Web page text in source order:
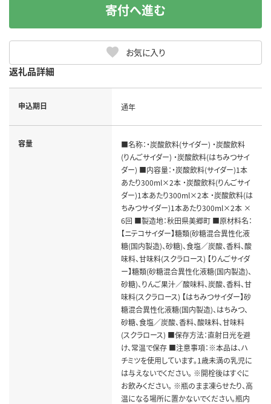
お気に入り
寄付へ進む
返礼品詳細
申込期日 通年
容量
■名称：・炭酸飲料(サイダー) ・炭酸飲料
(りんごサイダー) ・炭酸飲料(はちみつサイ
ダー) ■内容量：・炭酸飲料(サイダー)1本
あたり300ml×2本 ・炭酸飲料(りんごサイ
ダー)1本あたり300ml×2本 ・炭酸飲料(は
ちみつサイダー)1本あたり300ml×2本 ×
6回 ■製造地：秋田県美郷町 ■原材料名：
【ニテコサイダー】糖類(砂糖混合異性化液
糖(国内製造)、砂糖)、食塩／炭酸、香料、酸
味料、甘味料(スクラロース) 【りんごサイダ
ー】糖類(砂糖混合異性化液糖(国内製造)、
砂糖)、りんご果汁／酸味料、炭酸、香料、甘
味料(スクラロース) 【はちみつサイダー】砂
糖混合異性化液糖(国内製造)、はちみつ、
砂糖、食塩／炭酸、香料、酸味料、甘味料
(スクラロース) ■保存方法：直射日光を避
け、常温で保存 ■注意事項：※本品は、ハ
チミツを使用しています。1歳未満の乳児に
は与えないでください。 ※開栓後はすぐに
お飲みください。 ※瓶のまま凍らせたり、高
温になる場所に置かないでください。瓶内